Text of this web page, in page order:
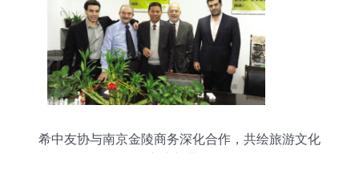
希中友协与南京金陵商务深化合作，共绘旅游文化